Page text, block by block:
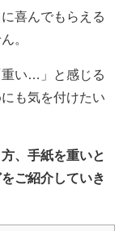
喜んでもらえる
。
重い…」と感じる
も気を付けたい
、手紙を重いと
ご紹介していき